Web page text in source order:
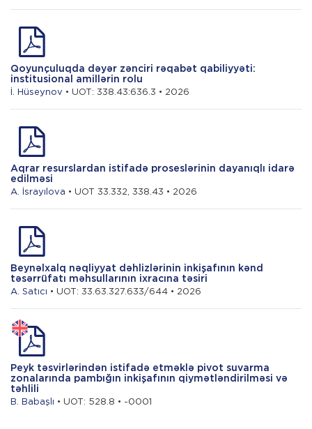
Qoyunçuluqda dəyər zənciri rəqabət qabiliyyəti:
institusional amillərin rolu
İ. Hüseynov • UOT: 338.43:636.3 • 2026
Aqrar resurslardan istifadə proseslərinin dayanıqlı idarə
edilməsi
A. İsrayılova • UOT 33.332, 338.43 • 2026
Beynəlxalq nəqliyyat dəhlizlərinin inkişafının kənd
təsərrüfatı məhsullarının ixracına təsiri
A. Satıcı • UOT: 33.63.327.633/644 • 2026
Peyk təsvirlərindən istifadə etməklə pivot suvarma
zonalarında pambığın inkişafının qiymətləndirilməsi və
təhlili
B. Babaşlı • UOT: 528.8 • -0001